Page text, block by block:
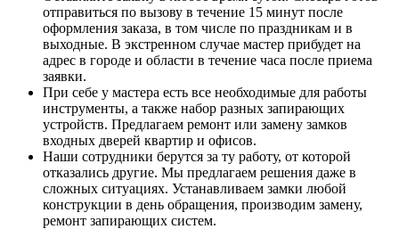
отправиться по вызову в течение 15 минут после
оформления заказа, в том числе по праздникам и в
выходные. В экстренном случае мастер прибудет на
адрес в городе и области в течение часа после приема
заявки.
При себе у мастера есть все необходимые для работы
инструменты, а также набор разных запирающих
устройств. Предлагаем ремонт или замену замков
входных дверей квартир и офисов.
Наши сотрудники берутся за ту работу, от которой
отказались другие. Мы предлагаем решения даже в
сложных ситуациях. Устанавливаем замки любой
конструкции в день обращения, производим замену,
ремонт запирающих систем.